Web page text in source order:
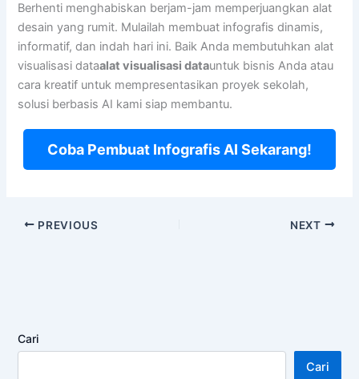
Berhenti menghabiskan berjam-jam memperjuangkan alat
desain yang rumit. Mulailah membuat infografis dinamis,
informatif, dan indah hari ini. Baik Anda membutuhkan alat
visualisasi dataalat visualisasi datauntuk bisnis Anda atau
cara kreatif untuk mempresentasikan proyek sekolah,
solusi berbasis AI kami siap membantu.
Coba Pembuat Infografis AI Sekarang!
PREVIOUS NEXT
Cari
Cari